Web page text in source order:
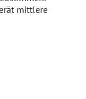
mittlere